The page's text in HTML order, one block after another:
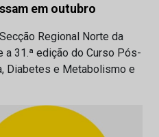
em outubro
Regional Norte da
31.ª edição do Curso Pós-
Diabetes e Metabolismo e